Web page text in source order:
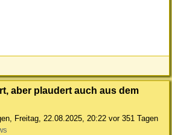
aber plaudert auch aus dem
Freitag, 22.08.2025, 20:22 vor 351 Tagen